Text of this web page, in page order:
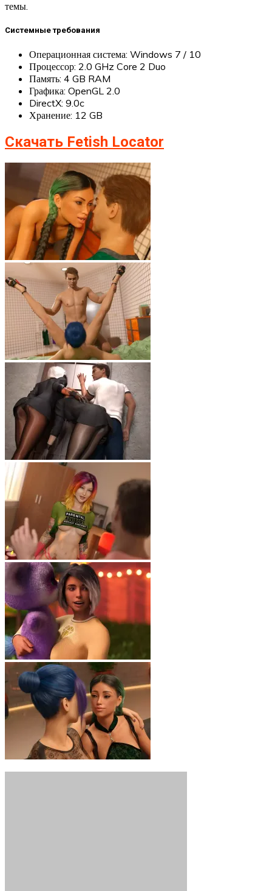
темы.
Системные требования
Операционная система: Windows 7 / 10
Процессор: 2.0 GHz Core 2 Duo
Память: 4 GB RAM
Графика: OpenGL 2.0
DirectX: 9.0c
Хранение: 12 GB
Скачать Fetish Locator